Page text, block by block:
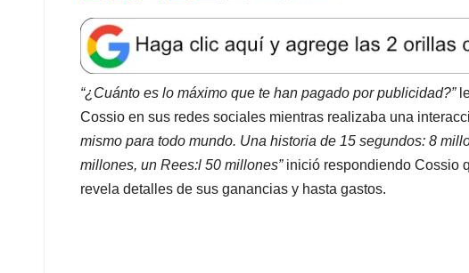
a
t
s
A
p
p
e
b
o
o
k
k
e
d
I
n
l
e
a
d
s
“¿Cuánto es lo máximo que te han pagado por publicidad?”
Cossio en sus redes sociales mientras realizaba una
mismo para todo mundo. Una historia de 15 segundos: 8
millones, un Rees:l 50 millones” inició respondiendo Cossio
revela detalles de sus ganancias y hasta gastos.